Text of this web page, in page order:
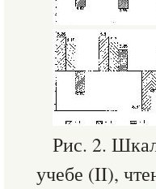
Рис. 2.
учебе (II),